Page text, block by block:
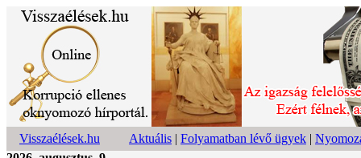
Visszaélések.hu Aktuális | Folyamatban lévő ügyek |